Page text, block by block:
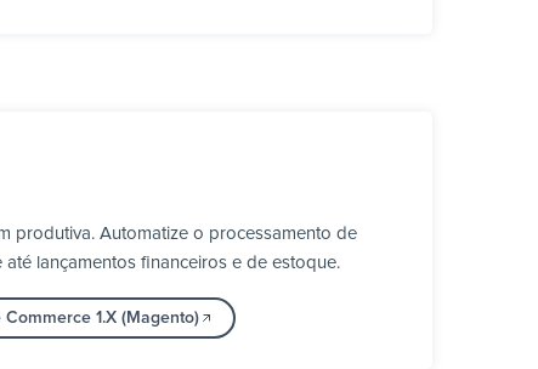
produtiva. Automatize o processamento de
lançamentos financeiros e de estoque.
1.X (Magento)